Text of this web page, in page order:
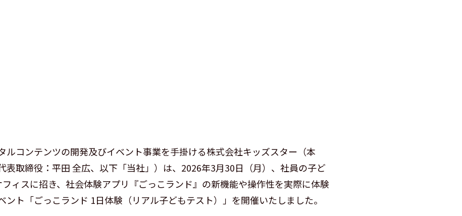
ルコンテンツの開発及びイベント事業を手掛ける株式会社キッズスター（本
表取締役：平田 全広、以下「当社」）は、2026年3月30日（月）、社員の子ど
ィスに招き、社会体験アプリ『ごっこランド』の新機能や操作性を実際に体験
ント「ごっこランド 1日体験（リアル子どもテスト）」を開催いたしました。